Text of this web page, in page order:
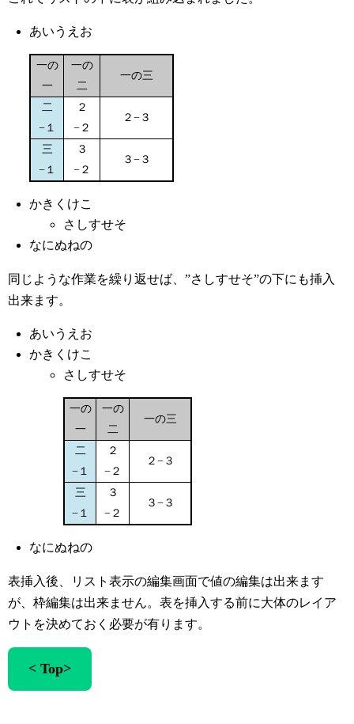
あいうえお
一の
一
一の
二
一の三
二
−１
２
−２
２−３
三
−１
３
−２
３−３
かきくけこ
さしすせそ
なにぬねの
同じような作業を繰り返せば、”さしすせそ”の下にも挿入
出来ます。
あいうえお
かきくけこ
さしすせそ
一の
一
一の
二
一の三
二
−１
２
−２
２−３
三
−１
３
−２
３−３
なにぬねの
表挿入後、リスト表示の編集画面で値の編集は出来ます
が、枠編集は出来ません。表を挿入する前に大体のレイア
ウトを決めておく必要が有ります。
< Top>